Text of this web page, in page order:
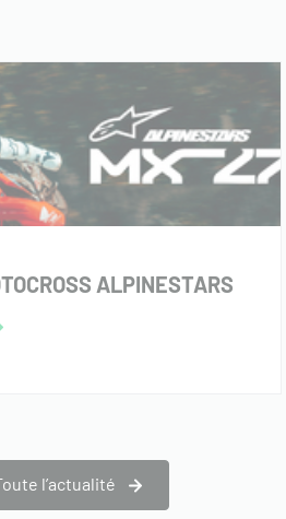
ALPINESTARS
l’actualité